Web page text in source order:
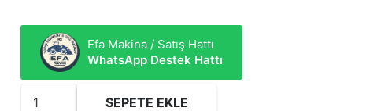
Efa Makina / Satış Hattı
WhatsApp Destek Hattı
FSF916/1
SEPETE EKLE